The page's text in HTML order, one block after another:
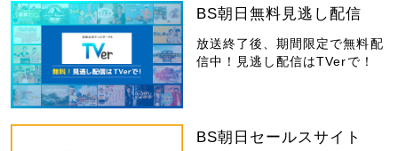
BS朝日無料見逃し配信
放送終了後、期間限定で無料配
信中！見逃し配信はTVerで！
BS朝日セールスサイト